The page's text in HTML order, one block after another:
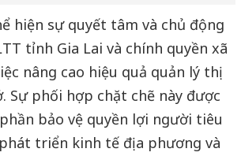
hiện sự quyết tâm và chủ động
tỉnh Gia Lai và chính quyền xã
nâng cao hiệu quả quản lý thị
Sự phối hợp chặt chẽ này được
bảo vệ quyền lợi người tiêu
triển kinh tế địa phương và